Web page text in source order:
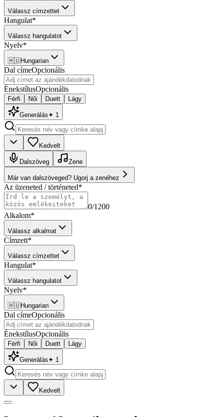
Válassz címzettet
Hangulat*
Válassz hangulatot
Nyelv*
🇭🇺Hungarian
Dal címeOpcionális
ÉnekstílusOpcionális
Férfi Női Duett Lágy
Generálás✦ 1
Kedvelt
Dalszöveg Zene
Már van dalszöveged? Ugorj a zenéhez
Az üzeneted / történeted*
0/1200
Alkalom*
Válassz alkalmat
Címzett*
Válassz címzettet
Hangulat*
Válassz hangulatot
Nyelv*
🇭🇺Hungarian
Dal címeOpcionális
ÉnekstílusOpcionális
Férfi Női Duett Lágy
Generálás✦ 1
Kedvelt